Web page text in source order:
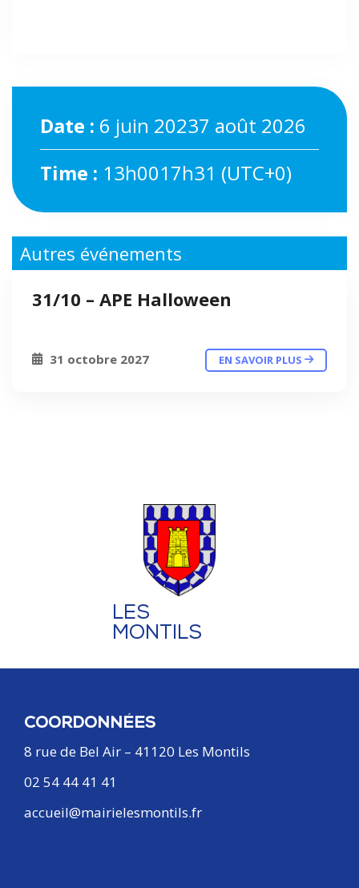
Date : 6 juin 20237 août 2026
Time : 13h0017h31 (UTC+0)
Autres événements
31/10 – APE Halloween
31 octobre 2027 EN SAVOIR PLUS
LES
MONTILS
COORDONNÉES
8 rue de Bel Air – 41120 Les Montils
02 54 44 41 41
accueil@mairielesmontils.fr